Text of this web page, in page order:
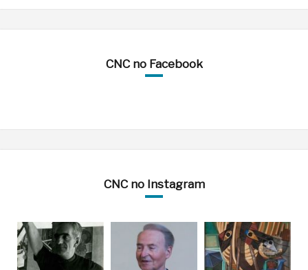
CNC no Facebook
CNC no Instagram